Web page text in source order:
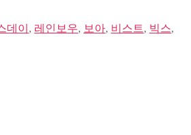
데이 , 레인보우, 보아, 비스트, 빅스,